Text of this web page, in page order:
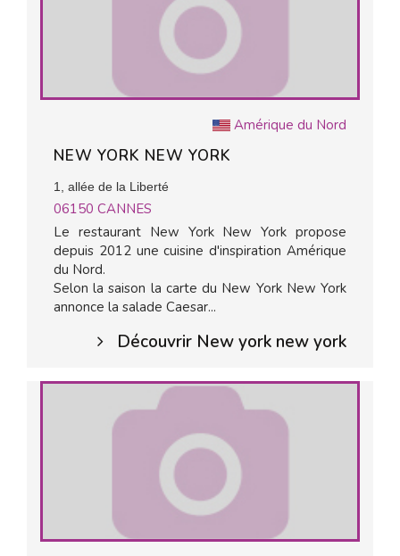
Amérique du Nord
NEW YORK NEW YORK
1, allée de la Liberté
06150 CANNES
Le restaurant New York New York propose
depuis 2012 une cuisine d'inspiration Amérique
du Nord.
Selon la saison la carte du New York New York
annonce la salade Caesar...
Découvrir New york new york